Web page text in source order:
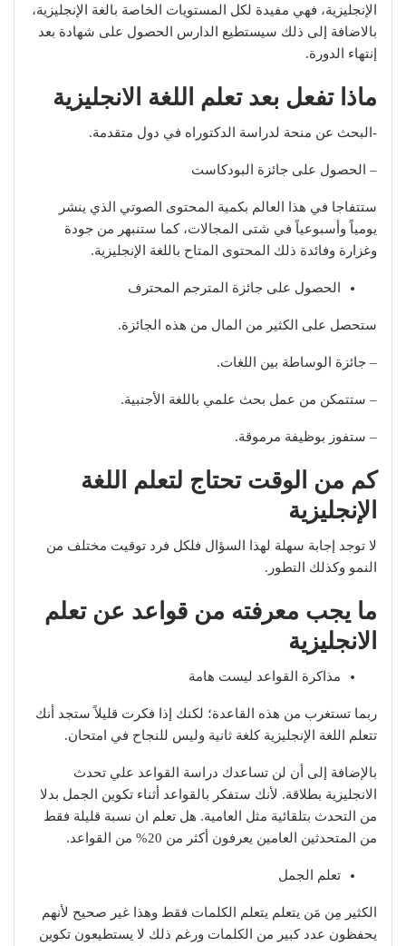
الإنجليزية، فهي مفيدة لكل المستويات الخاصة بالغة الإنجليزية،
بالاضافة إلى ذلك سيستطيع الدارس الحصول على شهادة بعد
إنتهاء الدورة.
ماذا تفعل بعد تعلم اللغة الانجليزية
-البحث عن منحة لدراسة الدكتوراه في دول متقدمة.
– الحصول على جائزة البودكاست
ستتفاجا في هذا العالم بكمية المحتوى الصوتي الذي ينشر
يومياً وأسبوعياً في شتى المجالات، كما ستنبهر من جودة
وغزارة وفائدة ذلك المحتوى المتاح باللغة الإنجليزية.
الحصول على جائزة المترجم المحترف
ستحصل على الكثير من المال من هذه الجائزة.
– جائزة الوساطة بين اللغات.
– ستتمكن من عمل بحث علمي باللغة الأجنبية.
– ستفوز بوظيفة مرموقة.
كم من الوقت تحتاج لتعلم اللغة
الإنجليزية
لا توجد إجابة سهلة لهذا السؤال فلكل فرد توقيت مختلف من
النمو وكذلك التطور.
ما يجب معرفته من قواعد عن تعلم
الانجليزية
مذاكرة القواعد ليست هامة
ربما تستغرب من هذه القاعدة؛ لكنك إذا فكرت قليلاً ستجد أنك
تتعلم اللغة الإنجليزية كلغة ثانية وليس للنجاح في امتحان.
بالإضافة إلى أن لن تساعدك دراسة القواعد علي تحدث
الانجليزية بطلاقة. لأنك ستفكر بالقواعد أثناء تكوين الجمل بدلا
من التحدث بتلقائية مثل العامية. هل تعلم ان نسبة قليلة فقط
من المتحدثين العامين يعرفون أكثر من 20% من القواعد.
تعلم الجمل
الكثير مِن مَن يتعلم يتعلم الكلمات فقط وهذا غير صحيح لأنهم
يحفظون عدد كبير من الكلمات ورغم ذلك لا يستطيعون تكوين